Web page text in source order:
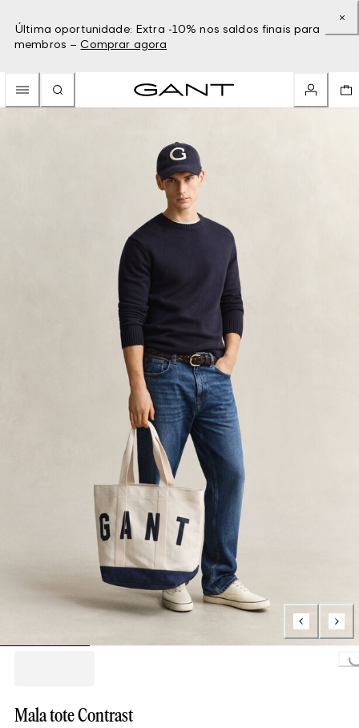
Última oportunidade: Extra -10% nos saldos finais para
membros – Comprar agora
Loading...
Mala tote Contrast